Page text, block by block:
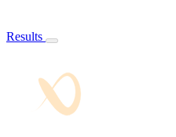
Results